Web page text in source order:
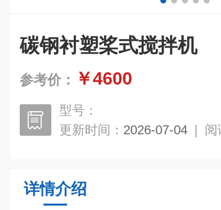
碳钢衬塑桨式搅拌机
参考价： ￥4600
型号：
更新时间： 2026-07-04 | 阅
详情介绍